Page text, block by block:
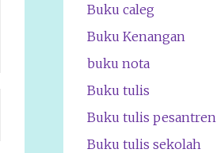
Buku caleg
Buku Kenangan
buku nota
Buku tulis
Buku tulis pesantren
Buku tulis sekolah